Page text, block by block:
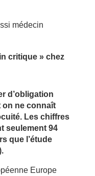
médecin
critique » chez
d’obligation
ne connaît
Les chiffres
seulement 94
que l’étude
Europe